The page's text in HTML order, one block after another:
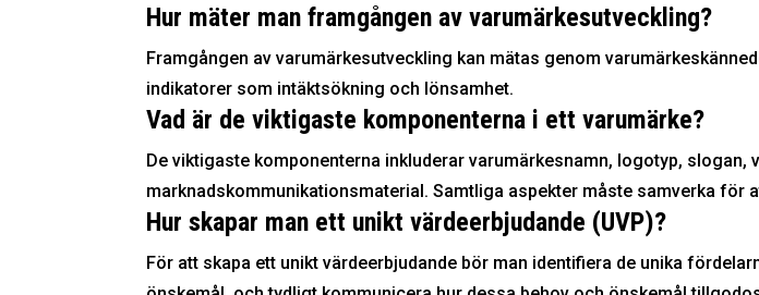
Hur mäter man framgången av varumärkesutveckling?
Framgången av varumärkesutveckling kan mätas genom
indikatorer som intäktsökning och lönsamhet.
Vad är de viktigaste komponenterna i ett varumärke?
De viktigaste komponenterna inkluderar varumärkesnamn, logotyp,
marknadskommunikationsmaterial. Samtliga aspekter måste samverka för
Hur skapar man ett unikt värdeerbjudande (UVP)?
För att skapa ett unikt värdeerbjudande bör man identifiera de unika